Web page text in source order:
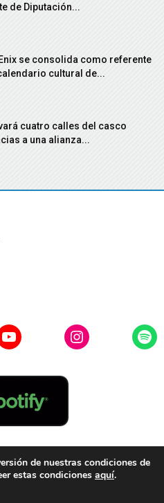
de Diputación...
se consolida como referente
cultural de...
cuatro calles del casco
a una alianza...
YouTubeInstagram
Cookies
de nuestras condiciones de
estas condiciones aquí.